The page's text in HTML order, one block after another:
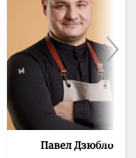
Павел Дзюбло